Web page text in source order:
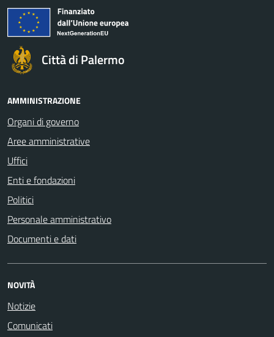
Città di Palermo
AMMINISTRAZIONE
Organi di governo
Aree amministrative
Uffici
Enti e fondazioni
Politici
Personale amministrativo
Documenti e dati
NOVITÀ
Notizie
Comunicati